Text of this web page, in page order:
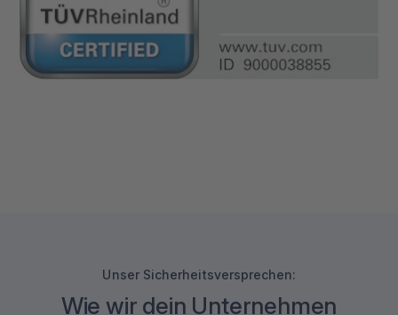
Unser Sicherheitsversprechen:
Wie wir dein Unternehmen